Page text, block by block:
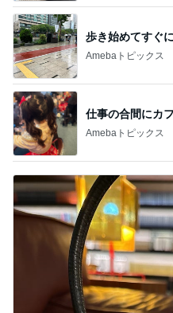
歩き始めてすぐ
Amebaトピックス
仕事の合間にカ
Amebaトピックス